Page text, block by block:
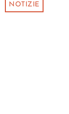
NOTIZIE